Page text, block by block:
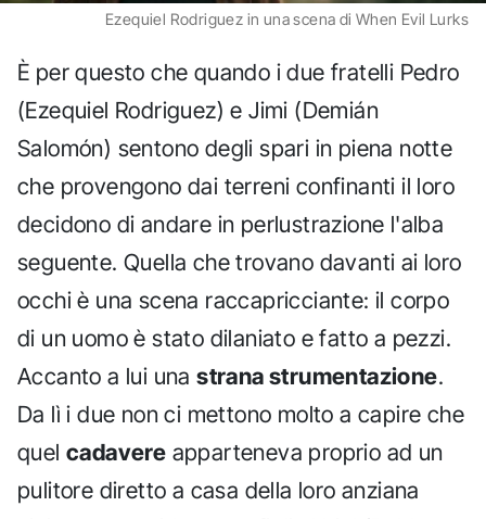
Ezequiel Rodriguez in una scena di When Evil Lurks
È per questo che quando i due fratelli Pedro
(Ezequiel Rodriguez) e Jimi (Demián
Salomón) sentono degli spari in piena notte
che provengono dai terreni confinanti il loro
decidono di andare in perlustrazione l'alba
seguente. Quella che trovano davanti ai loro
occhi è una scena raccapricciante: il corpo
di un uomo è stato dilaniato e fatto a pezzi.
Accanto a lui unastrana strumentazione.
Da lì i due non ci mettono molto a capire che
quel cadavere apparteneva proprio ad un
pulitore diretto a casa della loro anziana